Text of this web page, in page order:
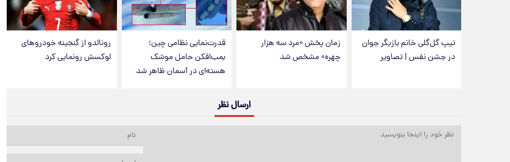
تیپ گل‌گلی خانم بازیگر جوان
در جشن نفس | تصاویر
زمان پخش «مرد سه هزار
چهره» مشخص شد
قدرت‌نمایی نظامی چین؛
بمب‌افکن حامل موشک
هسته‌ای در آسمان ظاهر شد
رونالدو از گنجینه خودروهای
لوکسش رونمایی کرد
ارسال نظر